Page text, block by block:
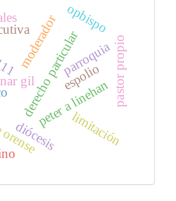
peter a linehan
gil
derecho particular
moderador
diócesis
parroquiapastor propio
limitación
opbispo
espolio